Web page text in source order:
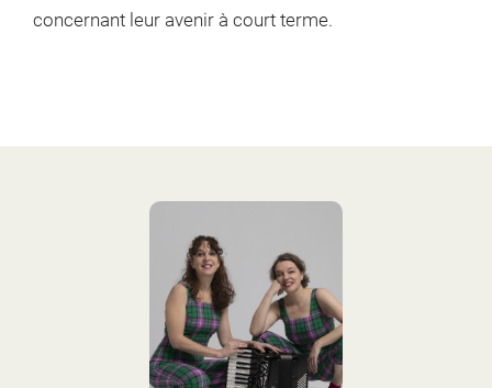
concernant leur avenir à court terme.